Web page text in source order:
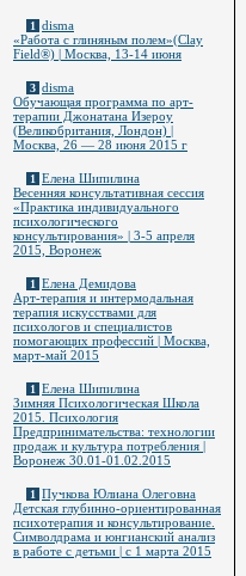
1 disma
«Работа с глиняным полем»(Clay
Field®) | Москва, 13-14 июня
3 disma
Обучающая программа по арт-
терапии Джонатана Изероу
(Великобритания, Лондон) |
Москва, 26 — 28 июня 2015 г
1 Елена Шипилина
Весенняя консультативная сессия
«Практика индивидуального
психологического
консультирования» | 3-5 апреля
2015, Воронеж
1 Елена Демидова
Арт-терапия и интермодальная
терапия искусствами для
психологов и специалистов
помогающих профессий | Москва,
март-май 2015
1 Елена Шипилина
Зимняя Психологическая Школа
2015. Психология
Предпринимательства: технологии
продаж и культура потребления |
Воронеж 30.01-01.02.2015
1 Пучкова Юлиана Олеговна
Детская глубинно-ориентированная
психотерапия и консультирование.
Символдрама и юнгианский анализ
в работе с детьми | c 1 марта 2015